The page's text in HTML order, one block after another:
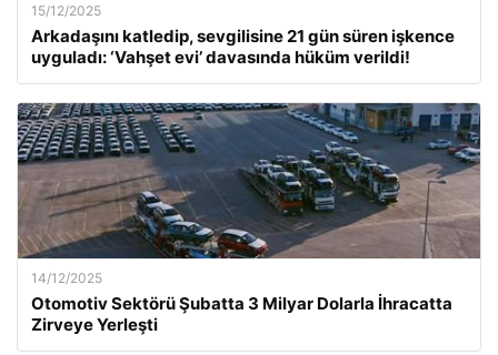
15/12/2025
Arkadaşını katledip, sevgilisine 21 gün süren işkence
uyguladı: ‘Vahşet evi’ davasında hüküm verildi!
14/12/2025
Otomotiv Sektörü Şubatta 3 Milyar Dolarla İhracatta
Zirveye Yerleşti